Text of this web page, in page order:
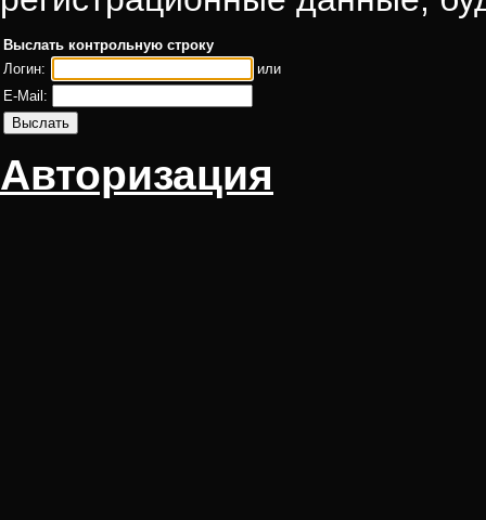
Выслать контрольную строку
Логин:
или
E-Mail:
Авторизация